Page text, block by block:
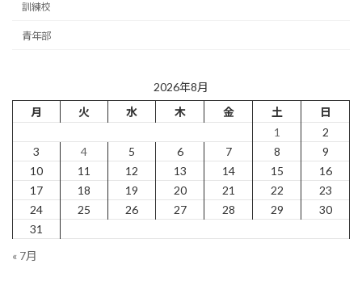
訓練校
青年部
2026年8月
月
火 水 木 金 土
日
1
2
3
4 5 6 7 8
9
10
11 12 13 14 15
16
17
18 19 20 21 22
23
24
25 26 27 28 29
30
31
« 7月